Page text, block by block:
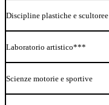
Discipline plastiche e scultoree
Laboratorio artistico***
Scienze motorie e sportive